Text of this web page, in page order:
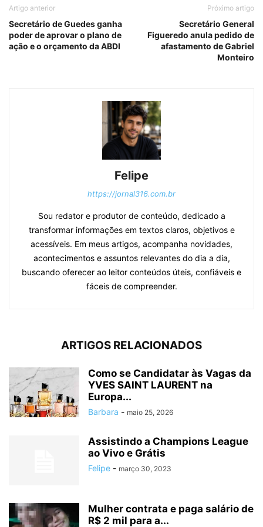
Artigo anterior
Secretário de Guedes ganha
poder de aprovar o plano de
ação e o orçamento da ABDI
Próximo artigo
Secretário General
Figueredo anula pedido de
afastamento de Gabriel
Monteiro
Felipe
https://jornal316.com.br
Sou redator e produtor de conteúdo, dedicado a
transformar informações em textos claros, objetivos e
acessíveis. Em meus artigos, acompanha novidades,
acontecimentos e assuntos relevantes do dia a dia,
buscando oferecer ao leitor conteúdos úteis, confiáveis e
fáceis de compreender.
ARTIGOS RELACIONADOS
Como se Candidatar às Vagas da
YVES SAINT LAURENT na
Europa...
Barbara - maio 25, 2026
Assistindo a Champions League
ao Vivo e Grátis
Felipe - março 30, 2023
Mulher contrata e paga salário de
R$ 2 mil para a...